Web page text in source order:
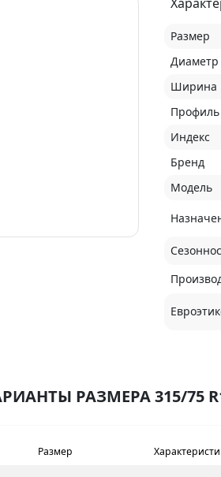
Размер
Диаметр
Ширина
Профиль
Индекс
Бренд
Модель
РАЗМЕРА 315/75
Размер